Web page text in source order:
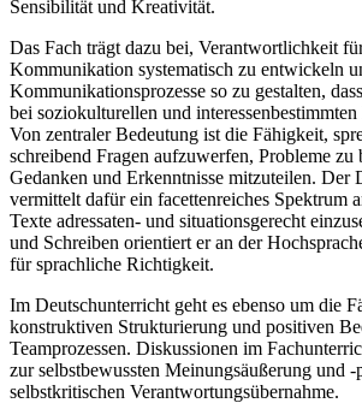
Sensibilität und Kreativität.
Das Fach trägt dazu bei, Verantwortlichkeit
Kommunikation systematisch zu entwickeln
Kommunikationsprozesse so zu gestalten,
bei soziokulturellen und
Von zentraler Bedeutung ist die Fähigkeit,
schreibend Fragen aufzuwerfen, Probleme
Gedanken und Erkenntnisse mitzuteilen. Der
vermittelt dafür ein facettenreiches Spektrum
Texte adressaten- und situationsgerecht
und Schreiben orientiert er an der
für sprachliche Richtigkeit.
Im Deutschunterricht geht es ebenso um die
konstruktiven Strukturierung und positiven
Teamprozessen. Diskussionen im
zur selbstbewussten Meinungsäußerung und
selbstkritischen Verantwortungsübernahme.